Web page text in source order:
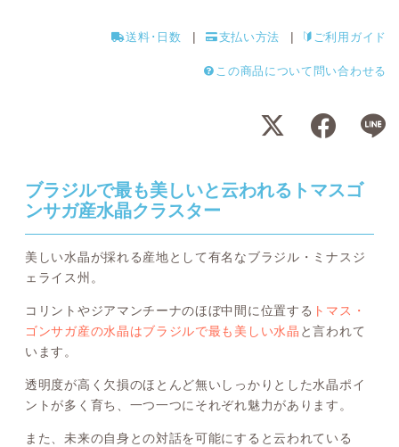
送料･日数 支払い方法 ご利用ガイド
この商品について問い合わせる
ブラジルで最も美しいと云われるトマスゴ
ンサガ産水晶クラスター
美しい水晶が採れる産地として有名なブラジル・ミナスジ
ェライス州。
コリントやジアマンチーナのほぼ中間に位置する トマス・
ゴンサガ産の水晶はブラジルで最も美しい水晶 と言われて
います。
透明度が高く欠損のほとんど無いしっかりとした水晶ポイ
ントが多く育ち、一つ一つにそれぞれ魅力があります。
また、未来の自身との対話を可能にすると云われている